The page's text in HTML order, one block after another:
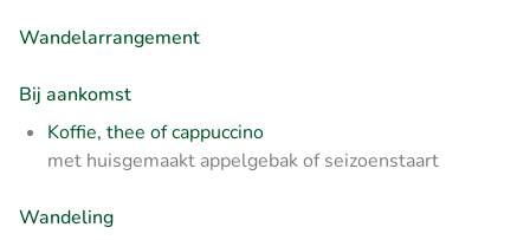
Wandelarrangement
Bij aankomst
Koffie, thee of cappuccino
met huisgemaakt appelgebak of seizoenstaart
Wandeling